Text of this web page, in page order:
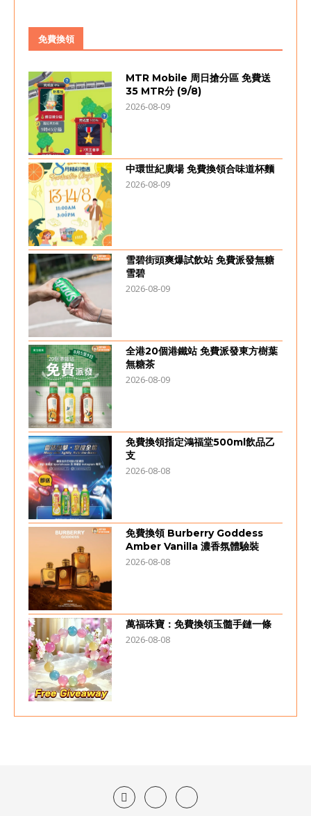
免費換領
MTR Mobile 周日搶分區 免費送
35 MTR分 (9/8)
2026-08-09
中環世紀廣場 免費換領合味道杯麵
2026-08-09
雪碧街頭爽爆試飲站 免費派發無糖
雪碧
2026-08-09
全港20個港鐵站 免費派發東方樹葉
無糖茶
2026-08-09
免費換領指定鴻福堂500ml飲品乙
支
2026-08-08
免費換領 Burberry Goddess
Amber Vanilla 濃香氛體驗裝
2026-08-08
萬福珠寶：免費換領玉髓手鏈一條
2026-08-08